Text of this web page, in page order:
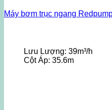
Máy bơm trục ngang
Lưu Lượng: 39m³/h
Cột Áp: 35.6m